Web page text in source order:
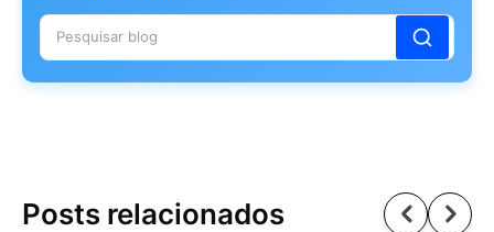
Posts relacionados